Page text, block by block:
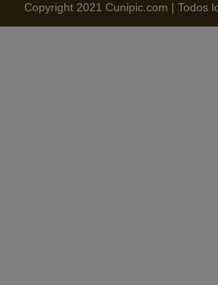
Copyright 2021 Cunipic.com | Todos